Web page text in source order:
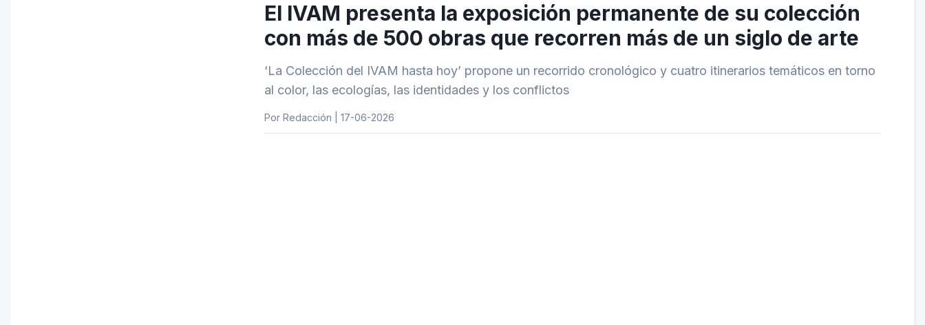
El IVAM presenta la exposición permanente de su colección
con más de 500 obras que recorren más de un siglo de arte
‘La Colección del IVAM hasta hoy’ propone un recorrido cronológico y cuatro itinerarios temáticos en torno
al color, las ecologías, las identidades y los conflictos
Por Redacción | 17-06-2026